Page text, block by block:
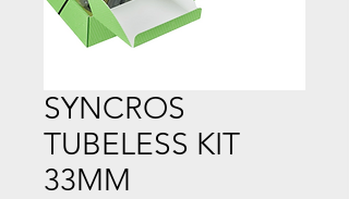
SYNCROS
TUBELESS KIT
33MM